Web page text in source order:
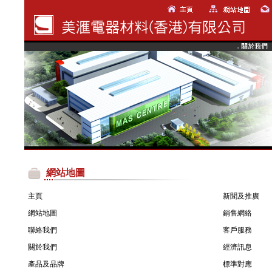
網站地圖
主頁
網站地圖
聯絡我們
關於我們
產品及品牌
新聞及推廣
銷售網絡
客戶服務
經濟訊息
標準對應